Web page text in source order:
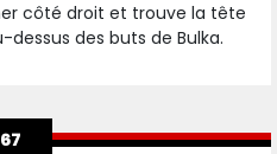
côté droit et trouve la tête
dessus des buts de Bulka.
67